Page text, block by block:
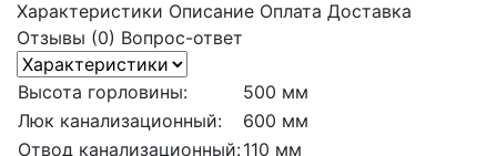
Характеристики Описание Оплата Доставка
Отзывы (0) Вопрос-ответ
Высота горловины:
500 мм
Люк канализационный:
600 мм
Отвод канализационный:110 мм